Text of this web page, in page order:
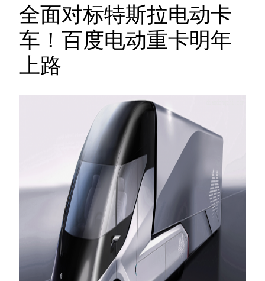
全面对标特斯拉电动卡
车！百度电动重卡明年
上路